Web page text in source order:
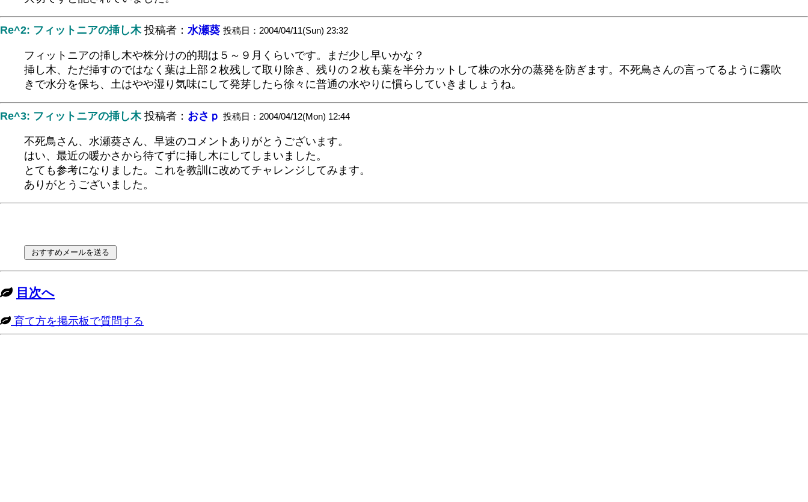
Re^2: フィットニアの挿し木投稿者： 水瀬葵 投稿日：2004/04/11(Sun) 23:32
フィットニアの挿し木や株分けの的期は５～９月くらいです。まだ少し早いかな？
挿し木、ただ挿すのではなく葉は上部２枚残して取り除き、残りの２枚も葉を半分カットして株の水分の蒸発を防ぎます。不死鳥さんの言ってるように霧吹
きで水分を保ち、土はやや湿り気味にして発芽したら徐々に普通の水やりに慣らしていきましょうね。
Re^3: フィットニアの挿し木投稿者： おさｐ 投稿日：2004/04/12(Mon) 12:44
不死鳥さん、水瀬葵さん、早速のコメントありがとうございます。
はい、最近の暖かさから待てずに挿し木にしてしまいました。
とても参考になりました。これを教訓に改めてチャレンジしてみます。
ありがとうございました。
目次へ
育て方を掲示板で質問する